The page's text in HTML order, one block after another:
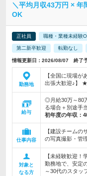
＼平均月収43万円 ×
OK
正社員 職種・業種未経験
第二新卒歓迎 転勤なし
情報更新日：2026/08/07 終了
勤務地
【全国に現場が
出張大歓迎♪】
給与
◎月給30万～80
る場合＋別途手
初年度の年収：
仕事内容
【建設チーム
の写真撮影・管
対象と
なる方
【未経験歓迎
勤務地で、安定
～30代のスタッ